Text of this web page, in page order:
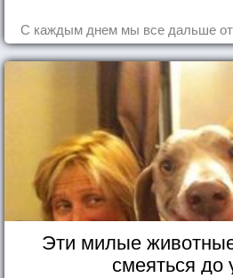
С каждым днем мы все дальше
Эти милые
смеяться до